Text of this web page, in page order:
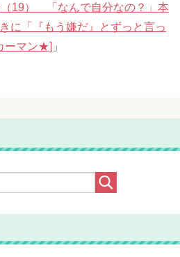
19） 「なんで自分なの？」本
に「『もう嫌だ』とずっと言っ
マン★] 」